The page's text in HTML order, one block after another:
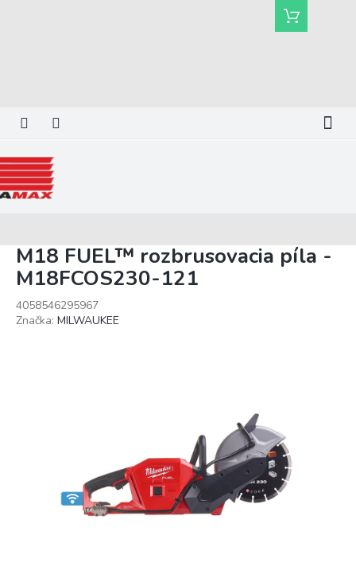
Nákupný
košík
M18 FUEL™ rozbrusovacia píla -
M18FCOS230-121
4058546295967
Značka: MILWAUKEE